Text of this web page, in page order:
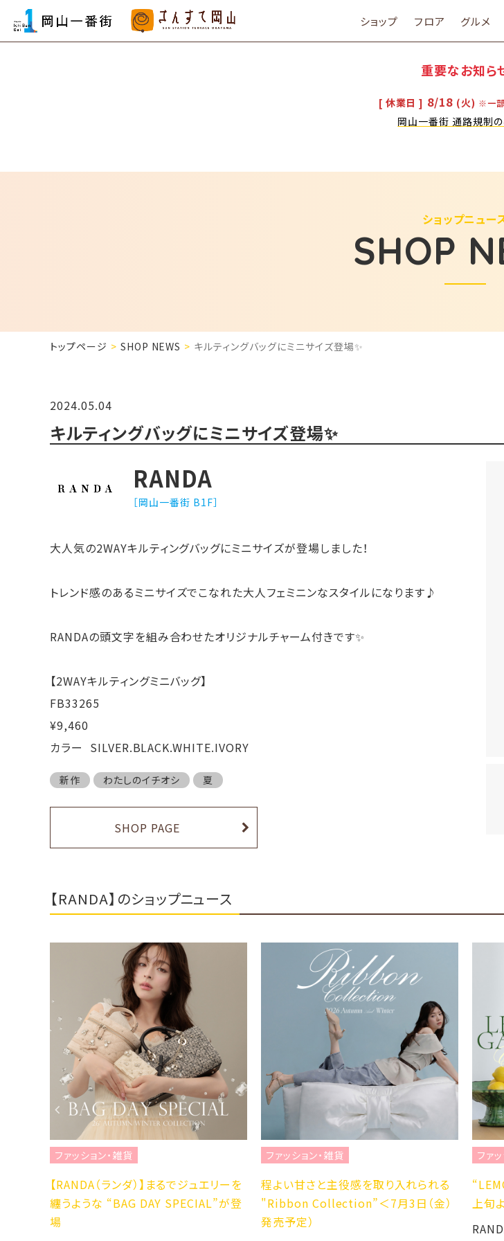
ショップ フロア グルメ
重要なお知ら
[ 休業日 ] 8/18 (火) ※一
岡山一番街 通路規制
SHOP
ショップニュー
トップページ SHOP NEWS キルティングバッグにミニサイズ登場✨
2024.05.04
キルティングバッグにミニサイズ登場✨
RANDA
［岡山一番街 B1F］
大人気の2WAYキルティングバッグにミニサイズが登場しました！
トレンド感のあるミニサイズでこなれた大人フェミニンなスタイルになります♪
RANDAの頭文字を組み合わせたオリジナルチャーム付きです✨
【2WAYキルティングミニバッグ】
FB33265
¥9,460
カラー SILVER.BLACK.WHITE.IVORY
新作 わたしのイチオシ 夏
SHOP PAGE
【RANDA】のショップニュース
ファッション・雑貨
【RANDA（ランダ）】まるでジュエリーを
纏うような “BAG DAY SPECIAL”が登
場
ファッション・雑貨
程よい甘さと主役感を取り入れられる
"Ribbon Collection”＜7月3日（金）
発売予定）
ファ
上旬